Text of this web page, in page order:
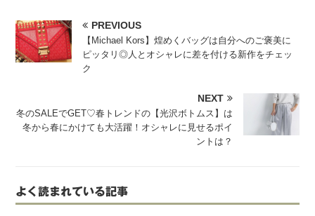
PREVIOUS
【Michael Kors】煌めくバッグは自分へのご褒美に
ピッタリ◎人とオシャレに差を付ける新作をチェッ
ク
NEXT
冬のSALEでGET♡春トレンドの【光沢ボトムス】は
冬から春にかけても大活躍！オシャレに見せるポイ
ントは？
よく読まれている記事